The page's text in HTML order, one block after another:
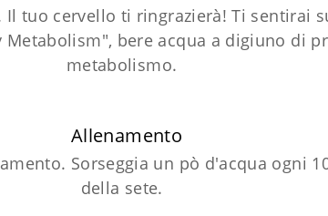
tuo cervello ti ringrazierà! Ti sentirai
bere acqua a digiuno di
metabolismo.
Allenamento
Sorseggia un pò d'acqua ogni
della sete.